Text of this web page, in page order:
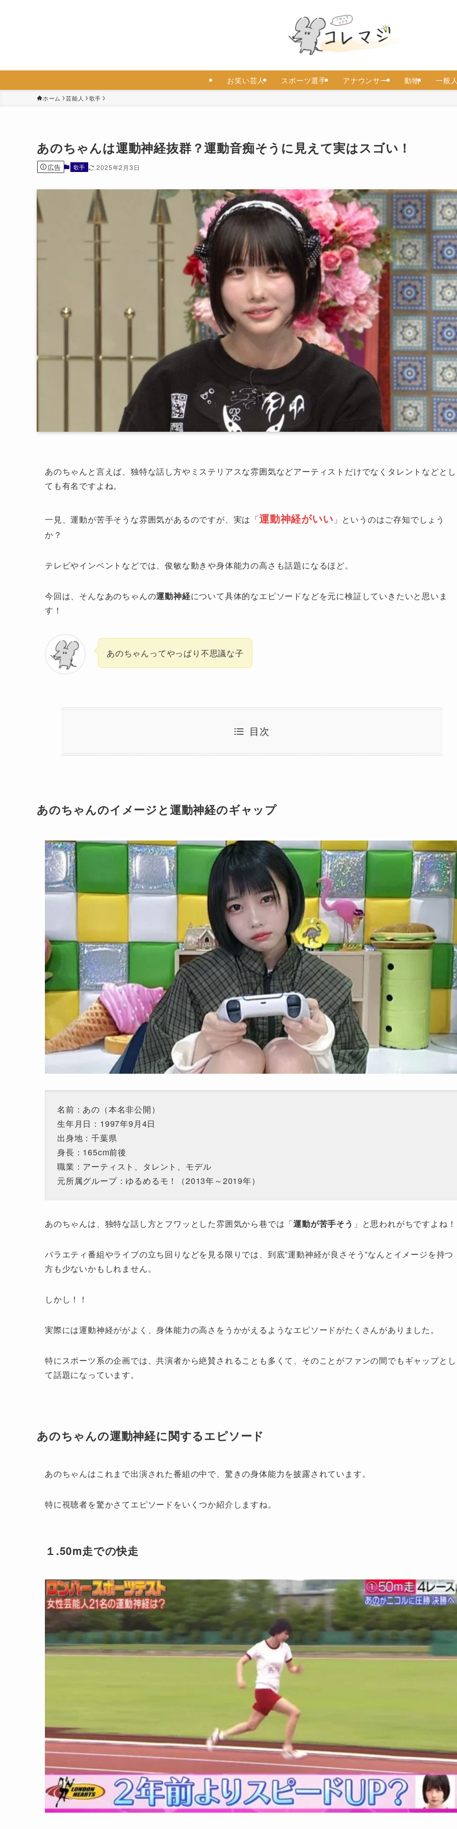
お笑い芸人 スポーツ選手 アナウンサー 動物 一般人
ホーム 芸能人 歌手
あのちゃんは運動神経抜群？運動音痴そうに見えて実はスゴい！
広告 歌手 2025年2月3日
あのちゃんと言えば、独特な話し方やミステリアスな雰囲気などアーティストだけでなくタレントなどとし
ても有名ですよね。
一見、運動が苦手そうな雰囲気があるのですが、実は「運動神経がいい 」というのはご存知でしょう
か？
テレビやインベントなどでは、俊敏な動きや身体能力の高さも話題になるほど。
今回は、そんなあのちゃんの運動神経について具体的なエピソードなどを元に検証していきたいと思いま
す！
あのちゃんってやっぱり不思議な子
目次
あのちゃんのイメージと運動神経のギャップ
名前：あの（本名非公開）
生年月日：1997年9月4日
出身地：千葉県
身長：165cm前後
職業：アーティスト、タレント、モデル
元所属グループ：ゆるめるモ！（2013年～2019年）
あのちゃんは、独特な話し方とフワッとした雰囲気から巷では「運動が苦手そう 」と思われがちですよね！
バラエティ番組やライブの立ち回りなどを見る限りでは、到底”運動神経が良さそう”なんとイメージを持つ
方も少ないかもしれません。
しかし！！
実際には運動神経ががよく、身体能力の高さをうかがえるようなエピソードがたくさんがありました。
特にスポーツ系の企画では、共演者から絶賛されることも多くて、そのことがファンの間でもギャップとし
て話題になっています。
あのちゃんの運動神経に関するエピソード
あのちゃんはこれまで出演された番組の中で、驚きの身体能力を披露されています。
特に視聴者を驚かさてエピソードをいくつか紹介しますね。
１.50m走での快走